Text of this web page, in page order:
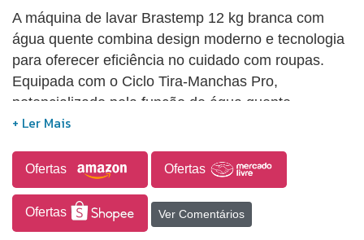
A máquina de lavar Brastemp 12 kg branca com
água quente combina design moderno e tecnologia
para oferecer eficiência no cuidado com roupas.
Equipada com o Ciclo Tira-Manchas Pro,
potencializado pela função de água quente,
proporciona melhor desempenho na remoção de
difíceis. Conta ainda com tecnologia Smart Sensor,
que ajusta automaticamente o nível de água
conforme a carga, otimizando o uso de recursos.
Com capacidade de 12 kg, é uma opção funcional
Ofertas Ofertas
Ofertas Ver Comentários